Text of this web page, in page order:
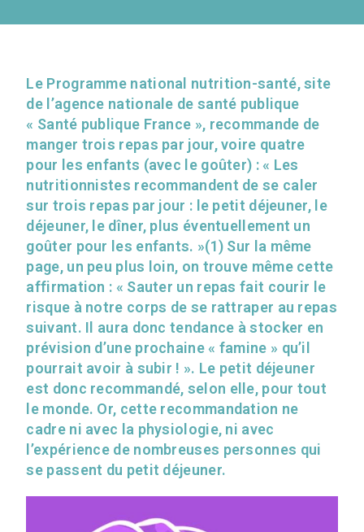
Le Programme national nutrition-santé, site
de l’agence nationale de santé publique
« Santé publique France », recommande de
manger trois repas par jour, voire quatre
pour les enfants (avec le goûter) : « Les
nutritionnistes recommandent de se caler
sur trois repas par jour : le petit déjeuner, le
déjeuner, le dîner, plus éventuellement un
goûter pour les enfants. »(1) Sur la même
page, un peu plus loin, on trouve même cette
affirmation : « Sauter un repas fait courir le
risque à notre corps de se rattraper au repas
suivant. Il aura donc tendance à stocker en
prévision d’une prochaine « famine » qu’il
pourrait avoir à subir ! ». Le petit déjeuner
est donc recommandé, selon elle, pour tout
le monde. Or, cette recommandation ne
cadre ni avec la physiologie, ni avec
l’expérience de nombreuses personnes qui
se passent du petit déjeuner.